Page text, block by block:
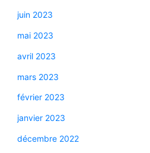
juin 2023
mai 2023
avril 2023
mars 2023
février 2023
janvier 2023
décembre 2022